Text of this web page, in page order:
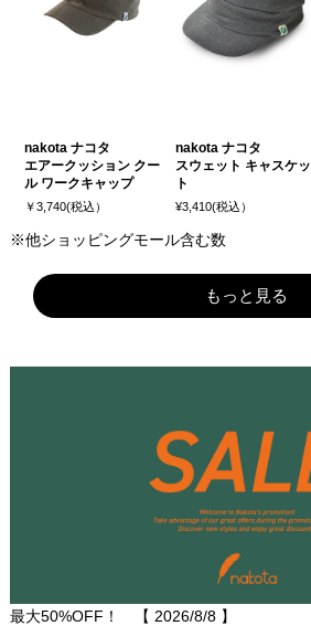
nakota ナコタ
エアークッション クー
ル ワークキャップ
￥3,740(税込）
nakota ナコタ
スウェット キャスケッ
ト
¥3,410(税込）
※他ショッピングモール含む数
もっと見る
最大50%OFF！ 【 2026/8/8】